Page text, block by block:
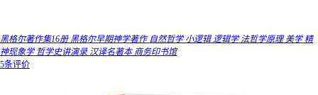
黑格尔著作集16册 黑格尔早期神学著作 自然哲学 小逻辑 逻辑学 法哲学原理 美学 精
神现象学 哲学史讲演录 汉译名著本 商务印书馆
5条评价